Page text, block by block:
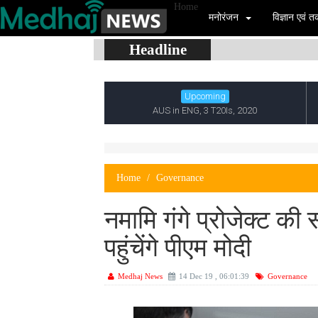
Home
मनोरंजन
विज्ञान एवं
Headline
Home Governance
नमामि गंगे प्रोजेक्ट की
पहुंचेंगे पीएम मोदी
Medhaj News 14 Dec 19 , 06:01:39 Governance